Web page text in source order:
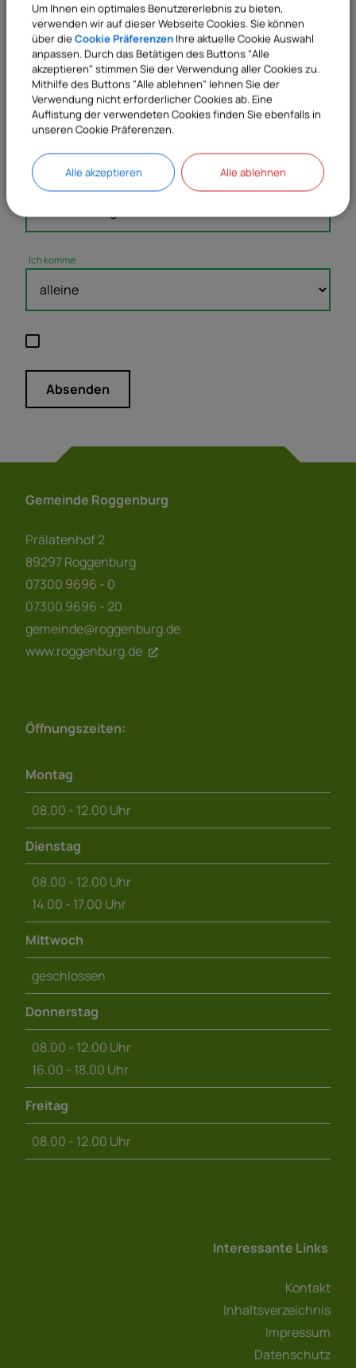
Radwege
Übernachtungen
Ich plane einen Aufenthalt in Roggenburg
Ich komme
Absenden
Gemeinde Roggenburg
Prälatenhof 2
89297 Roggenburg
07300 9696 - 0
07300 9696 - 20
gemeinde@roggenburg.de
www.roggenburg.de
Öffnungszeiten:
Montag
08.00 - 12.00 Uhr
Dienstag
08.00 - 12.00 Uhr
14.00 - 17.00 Uhr
Mittwoch
geschlossen
Donnerstag
08.00 - 12.00 Uhr
16.00 - 18.00 Uhr
Freitag
08.00 - 12.00 Uhr
Interessante Links
Kontakt
Inhaltsverzeichnis
Impressum
Datenschutz
Um Ihnen ein optimales Benutzererlebnis zu bieten,
verwenden wir auf dieser Webseite Cookies. Sie können
über die Cookie Präferenzen Ihre aktuelle Cookie Auswahl
anpassen. Durch das Betätigen des Buttons "Alle
akzeptieren" stimmen Sie der Verwendung aller Cookies zu.
Mithilfe des Buttons "Alle ablehnen" lehnen Sie der
Verwendung nicht erforderlicher Cookies ab. Eine
Auflistung der verwendeten Cookies finden Sie ebenfalls in
unseren Cookie Präferenzen.
Alle akzeptieren Alle ablehnen